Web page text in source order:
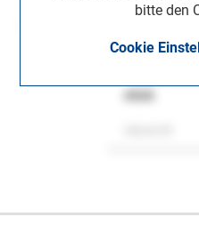
bitte den
Cookie